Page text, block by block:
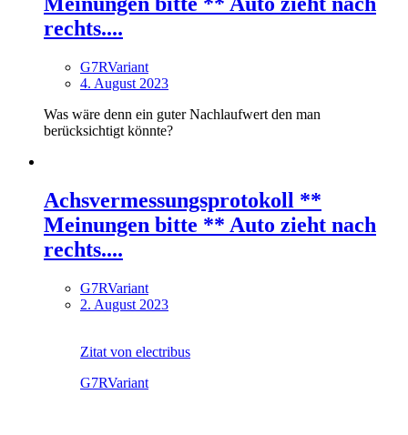
rechts....
G7RVariant
4. August 2023
Was wäre denn ein guter Nachlaufwert den man
berücksichtigt könnte?
Achsvermessungsprotokoll **
Meinungen bitte ** Auto zieht nach
rechts....
G7RVariant
2. August 2023
Zitat von electribus
G7RVariant